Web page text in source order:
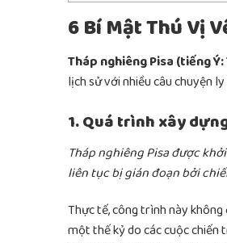
6 Bí Mật Thú Vị
Tháp nghiêng Pisa (tiếng
lịch sử với nhiều câu chuyện
1. Quá trình xây
Tháp nghiêng Pisa được
liên tục bị gián đoạn bởi
Thực tế, công trình này
một thế kỷ do các cuộc chiến